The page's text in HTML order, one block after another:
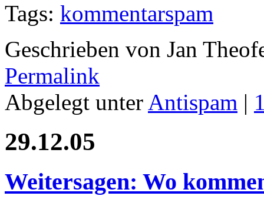
Tags: kommentarspam
Geschrieben von Jan
Permalink
Abgelegt unter Antispam |
29.12.05
Weitersagen: Wo